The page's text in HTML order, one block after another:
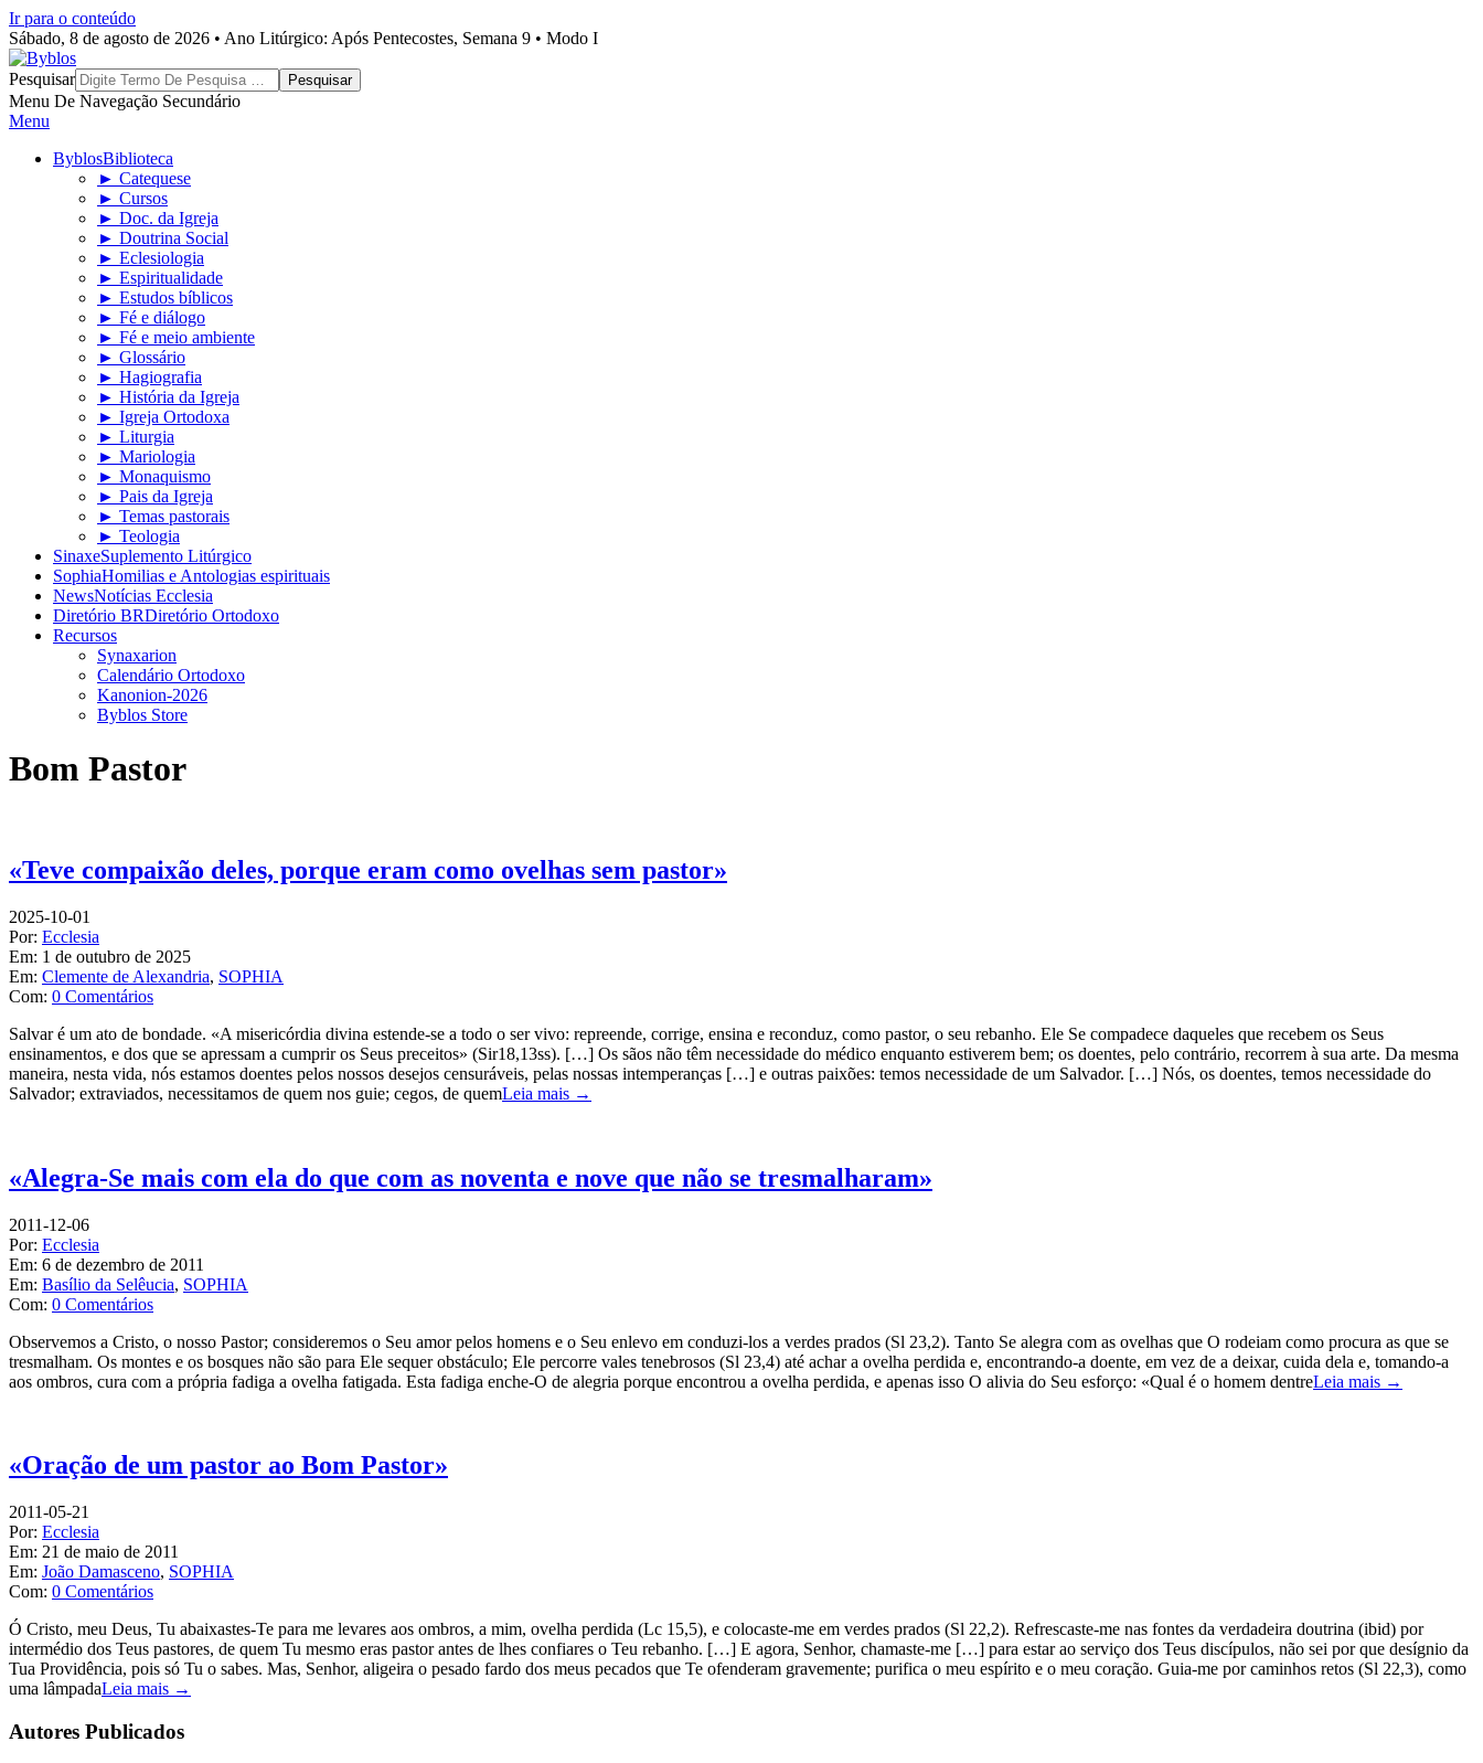
Ir para o conteúdo
Sábado, 8 de agosto de 2026 • Ano Litúrgico: Após Pentecostes, Semana 9 • Modo I
Byblos
Pesquisar
Menu De Navegação Secundário
Menu
ByblosBiblioteca
► Catequese
► Cursos
► Doc. da Igreja
► Doutrina Social
► Eclesiologia
► Espiritualidade
► Estudos bíblicos
► Fé e diálogo
► Fé e meio ambiente
► Glossário
► Hagiografia
► História da Igreja
► Igreja Ortodoxa
► Liturgia
► Mariologia
► Monaquismo
► Pais da Igreja
► Temas pastorais
► Teologia
SinaxeSuplemento Litúrgico
SophiaHomilias e Antologias espirituais
NewsNotícias Ecclesia
Diretório BRDiretório Ortodoxo
Recursos
Synaxarion
Calendário Ortodoxo
Kanonion-2026
Byblos Store
Bom Pastor
«Teve compaixão deles, porque eram como ovelhas sem pastor»
2025-10-01
Por: Ecclesia
Em: 1 de outubro de 2025
Em: Clemente de Alexandria, SOPHIA
Com: 0 Comentários
Salvar é um ato de bondade. «A misericórdia divina estende-se a todo o ser vivo: repreende, corrige, ensina e reconduz, como pastor, o seu rebanho. Ele Se compadece daqueles que recebem os Seus
ensinamentos, e dos que se apressam a cumprir os Seus preceitos» (Sir18,13ss). […] Os sãos não têm necessidade do médico enquanto estiverem bem; os doentes, pelo contrário, recorrem à sua arte. Da mesma
maneira, nesta vida, nós estamos doentes pelos nossos desejos censuráveis, pelas nossas intemperanças […] e outras paixões: temos necessidade de um Salvador. […] Nós, os doentes, temos necessidade do
Salvador; extraviados, necessitamos de quem nos guie; cegos, de quemLeia mais →
«Alegra-Se mais com ela do que com as noventa e nove que não se tresmalharam»
2011-12-06
Por: Ecclesia
Em: 6 de dezembro de 2011
Em: Basílio da Selêucia, SOPHIA
Com: 0 Comentários
Observemos a Cristo, o nosso Pastor; consideremos o Seu amor pelos homens e o Seu enlevo em conduzi-los a verdes prados (Sl 23,2). Tanto Se alegra com as ovelhas que O rodeiam como procura as que se
tresmalham. Os montes e os bosques não são para Ele sequer obstáculo; Ele percorre vales tenebrosos (Sl 23,4) até achar a ovelha perdida e, encontrando-a doente, em vez de a deixar, cuida dela e, tomando-a
aos ombros, cura com a própria fadiga a ovelha fatigada. Esta fadiga enche-O de alegria porque encontrou a ovelha perdida, e apenas isso O alivia do Seu esforço: «Qual é o homem dentreLeia mais →
«Oração de um pastor ao Bom Pastor»
2011-05-21
Por: Ecclesia
Em: 21 de maio de 2011
Em: João Damasceno, SOPHIA
Com: 0 Comentários
Ó Cristo, meu Deus, Tu abaixastes-Te para me levares aos ombros, a mim, ovelha perdida (Lc 15,5), e colocaste-me em verdes prados (Sl 22,2). Refrescaste-me nas fontes da verdadeira doutrina (ibid) por
intermédio dos Teus pastores, de quem Tu mesmo eras pastor antes de lhes confiares o Teu rebanho. […] E agora, Senhor, chamaste-me […] para estar ao serviço dos Teus discípulos, não sei por que desígnio da
Tua Providência, pois só Tu o sabes. Mas, Senhor, aligeira o pesado fardo dos meus pecados que Te ofenderam gravemente; purifica o meu espírito e o meu coração. Guia-me por caminhos retos (Sl 22,3), como
uma lâmpadaLeia mais →
Autores Publicados